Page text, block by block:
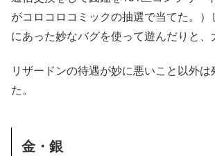
がコロコロコミックの抽選で当てた。）
にあった妙なバグを使って遊んだりと、
リザードンの待遇が妙に悪いこと以外
た。
金・銀